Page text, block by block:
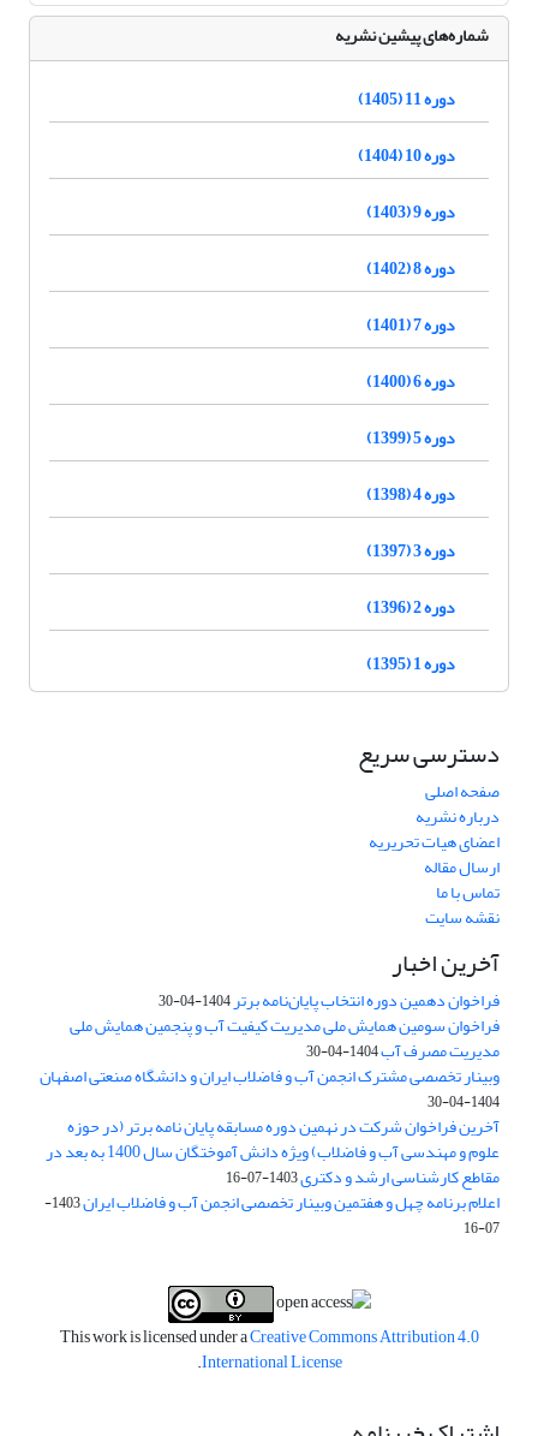
شماره‌های پیشین نشریه
دوره 11 (1405)
دوره 10 (1404)
دوره 9 (1403)
دوره 8 (1402)
دوره 7 (1401)
دوره 6 (1400)
دوره 5 (1399)
دوره 4 (1398)
دوره 3 (1397)
دوره 2 (1396)
دوره 1 (1395)
دسترسی سریع
صفحه اصلی
درباره نشریه
اعضای هیات تحریریه
ارسال مقاله
تماس با ما
نقشه سایت
آخرین اخبار
فراخوان دهمین دوره انتخاب پایان‌نامه برتر1404-04-30
فراخوان سومین همایش ملی مدیریت کیفیت آب و پنجمین همایش ملی
مدیریت مصرف آب1404-04-30
وبینار تخصصی مشترک انجمن آب و فاضلاب ایران و دانشگاه صنعتی اصفهان
1404-04-30
آخرین فراخوان شرکت در نهمین دوره مسابقه پایان نامه برتر (در حوزه
علوم و مهندسی آب و فاضلاب) ویژه دانش آموختگان سال 1400 به بعد در
مقاطع کارشناسی ارشد و دکتری1403-07-16
اعلام برنامه چهل و هفتمین وبینار تخصصی انجمن آب و فاضلاب ایران
1403-
07-16
This work is licensed under aCreative Commons Attribution 4.0
International License
.